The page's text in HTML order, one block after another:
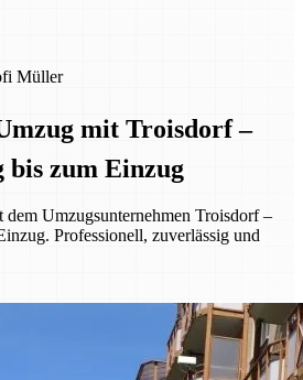
Müller
mit Troisdorf –
bis zum Einzug
Umzugsunternehmen Troisdorf –
Professionell, zuverlässig und